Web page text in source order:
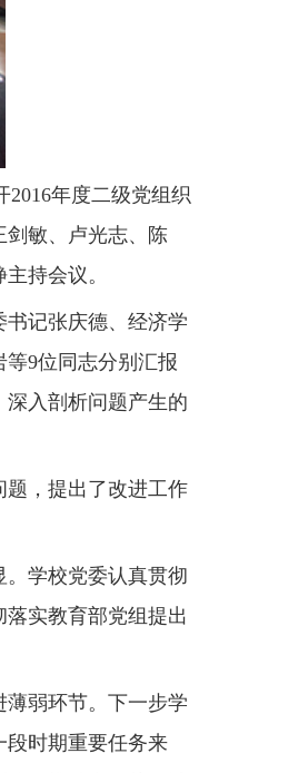
年度二级党组织
剑敏、卢光志、陈
持会议。
记张庆德、经济学
9位同志分别汇报
入剖析问题产生的
，提出了改进工作
学校党委认真贯彻
实教育部党组提出
弱环节。下一步学
段时期重要任务来